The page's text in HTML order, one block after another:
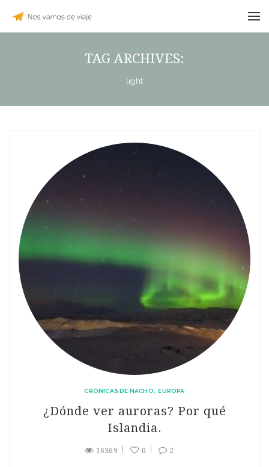
TAG ARCHIVES:
light
CRÓNICAS DE NACHO EUROPA
¿Dónde ver auroras? Por qué
Islandia.
16369 0 2